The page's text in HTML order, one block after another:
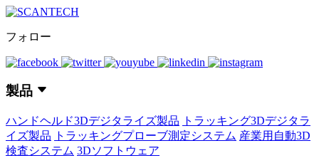
フォロー
製品
ハンドヘルド3Dデジタライズ製品
トラッキング3Dデジタラ
イズ製品
トラッキングプローブ測定システム 産業用自動3D
検査システム 3Dソフトウェア